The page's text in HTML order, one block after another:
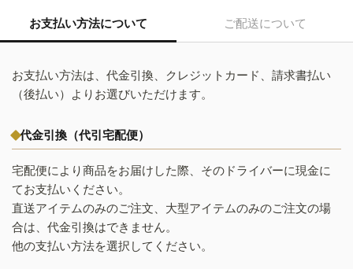
お支払い方法について ご配送について
お支払い方法は、代金引換、クレジットカード、請求書払い
（後払い）よりお選びいただけます。
代金引換（代引宅配便）
宅配便により商品をお届けした際、そのドライバーに現金に
てお支払いください。
直送アイテムのみのご注文、大型アイテムのみのご注文の場
合は、代金引換はできません。
他の支払い方法を選択してください。